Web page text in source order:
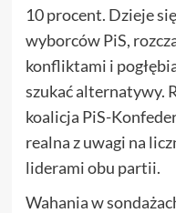
10 procent. Dzieje
wyborców PiS,
konfliktami i
szukać alternatywy.
koalicja PiS-
realna z uwagi na
liderami obu partii.
Wahania w